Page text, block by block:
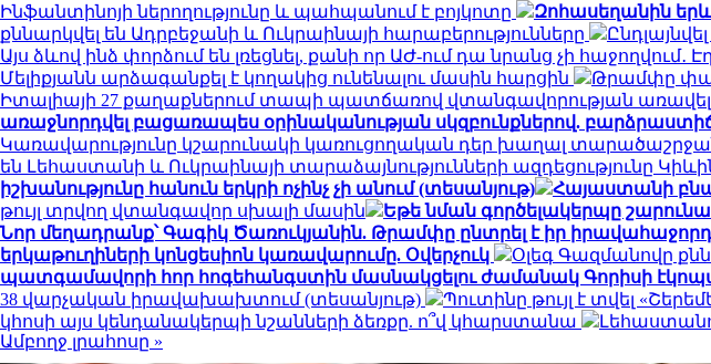
Ինֆանտինոյի ներողությունը և պահպանում է բոյկոտը
Զոհասեղանին
քննարկվել են Ադրբեջանի և Ուկրաինայի հարաբերությունները
Այս ձևով ինձ փորձում են լռեցնել, քանի որ ԱԺ-ում դա նրանց չի
Մելիքյանն արձագանքել է կողակից ունենալու մասին հարցին
Թրամփը
Իտալիայի 27 քաղաքներում տապի պատճառով վտանգավորության
առաջնորդվել բացառապես օրինականության սկզբունքներով.
Կառավարությունը կշարունակի կառուցողական դեր խաղալ
են Լեհաստանի և Ուկրաինայի տարաձայնությունների ազդեցությունը
իշխանությունը հանուն երկրի ոչինչ չի անում (տեսանյութ)
Հայաստանի
թույլ տրվող վտանգավոր սխալի մասին
Եթե նման գործելակերպը
Նոր մեղադրանք՝ Գագիկ Ծառուկյանին. Թրամփը ընտրել է իր
երկաթուղիների կոնցեսիոն կառավարումը. Օվերչուկ
Օլեգ Գազմանովը
պատգամավորի հոր հոգեհանգստին մասնակցելու ժամանակ Գորիսի
38 վարչական իրավախախտում (տեսանյութ)
Պուտինը թույլ է տվել
կհոսի այս կենդանակերպի նշանների ձեռքը. ո՞վ կհարստանա
Ամբողջ լրահոսը »